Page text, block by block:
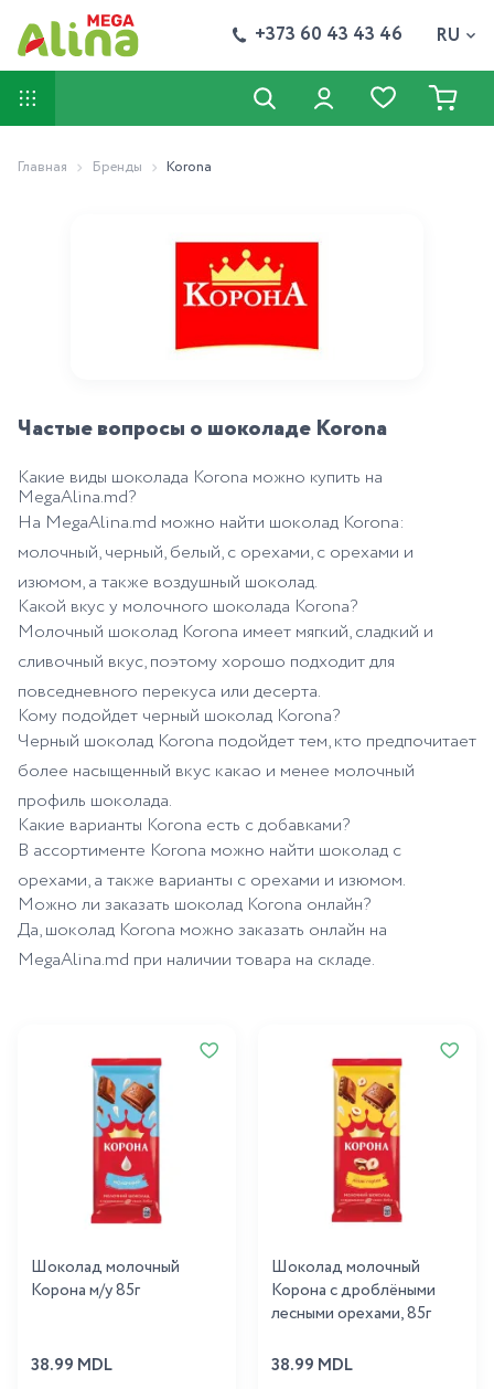
+373 60 43 43 46 RU
Главная Бренды Korona
Частые вопросы о шоколаде Korona
Какие виды шоколада Korona можно купить на
MegaAlina.md?
На MegaAlina.md можно найти шоколад Korona:
молочный, черный, белый, с орехами, с орехами и
изюмом, а также воздушный шоколад.
Какой вкус у молочного шоколада Korona?
Молочный шоколад Korona имеет мягкий, сладкий и
сливочный вкус, поэтому хорошо подходит для
повседневного перекуса или десерта.
Кому подойдет черный шоколад Korona?
Черный шоколад Korona подойдет тем, кто предпочитает
более насыщенный вкус какао и менее молочный
профиль шоколада.
Какие варианты Korona есть с добавками?
В ассортименте Korona можно найти шоколад с
орехами, а также варианты с орехами и изюмом.
Можно ли заказать шоколад Korona онлайн?
Да, шоколад Korona можно заказать онлайн на
MegaAlina.md при наличии товара на складе.
Шоколад молочный
Корона м/у 85г
38.99 MDL
Шоколад молочный
Корона с дроблёными
лесными орехами, 85г
38.99 MDL